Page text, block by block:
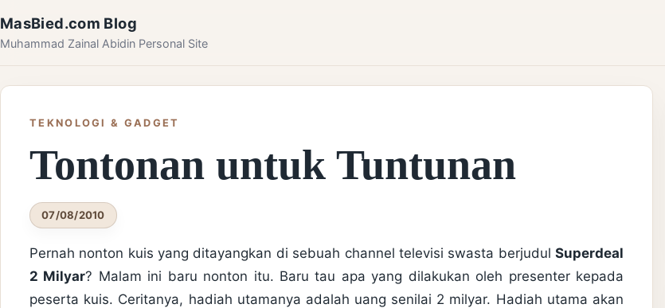
MasBied.com Blog
Muhammad Zainal Abidin Personal Site
TEKNOLOGI & GADGET
Tontonan untuk Tuntunan
07/08/2010
Pernah nonton kuis yang ditayangkan di sebuah channel televisi swasta berjudul Superdeal
2 Milyar? Malam ini baru nonton itu. Baru tau apa yang dilakukan oleh presenter kepada
peserta kuis. Ceritanya, hadiah utamanya adalah uang senilai 2 milyar. Hadiah utama akan